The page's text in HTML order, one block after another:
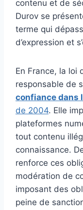
contenu et de
Durov se
terme qui
d’expression et
En France, la loi
responsable de
confiance dans
de 2004. Elle
plateformes
tout contenu
connaissance.
renforce ces
modération de
imposant des
peine de